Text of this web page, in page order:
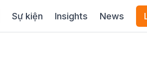
Sự kiện Insights News